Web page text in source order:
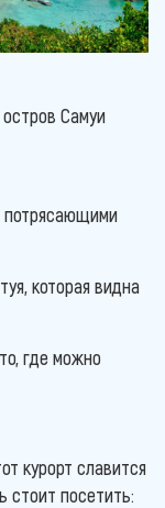
Самуи
потрясающими
которая видна
где можно
курорт славится
стоит посетить: